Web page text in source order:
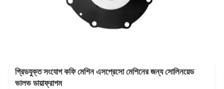
গ্রিডযুক্ত সংযোগ কফি মেশিন এসপ্রেসো মেশিনের জন্য সোলিনয়েড
ভালভ ডায়াফ্রাগম